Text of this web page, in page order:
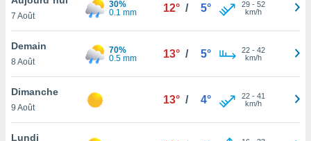
et
»,
au
vous
qu'ils
ou
7 Août
30%
0.1 mm
12° / 5° 29- 52
km/h
Demain
8 Août
70%
0.5 mm
13° / 5° 22- 42
km/h
Dimanche
9 Août
13° / 4° 22- 41
km/h
Lundi